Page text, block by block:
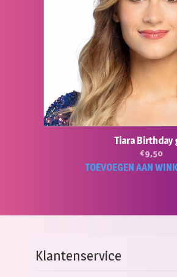
Tiara Birthday
€9,50
TOEVOEGEN AAN
Klantenservice